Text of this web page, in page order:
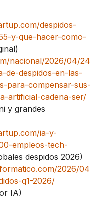
despidos-
y-que-hacer-como-
nacional/2026/04/24
de-despidos-en-las-
para-compensar-sus-
artificial-cadena-ser/
y grandes
ia-y-
empleos-tech-
despidos 2026)
2026/04
q1-2026/
IA)